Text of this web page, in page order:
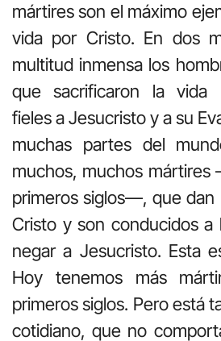
mártires son el máximo
vida por Cristo. En dos
multitud inmensa los
que sacrificaron la vida
fieles a Jesucristo y a su
muchas partes del
muchos, muchos
primeros siglos—, que dan
Cristo y son conducidos
negar a Jesucristo. Esta
Hoy tenemos más
primeros siglos. Pero está
cotidiano, que no